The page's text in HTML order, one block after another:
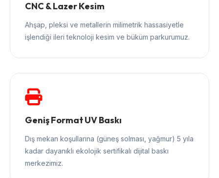
CNC & Lazer Kesim
Ahşap, pleksi ve metallerin milimetrik hassasiyetle
işlendiği ileri teknoloji kesim ve büküm parkurumuz.
Geniş Format UV Baskı
Dış mekan koşullarına (güneş solması, yağmur) 5 yıla
kadar dayanıklı ekolojik sertifikalı dijital baskı
merkezimiz.